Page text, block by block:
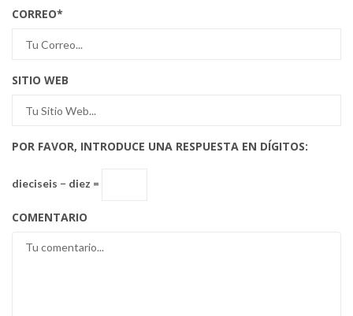
CORREO*
SITIO WEB
POR FAVOR, INTRODUCE UNA RESPUESTA EN DÍGITOS:
dieciseis − diez =
COMENTARIO